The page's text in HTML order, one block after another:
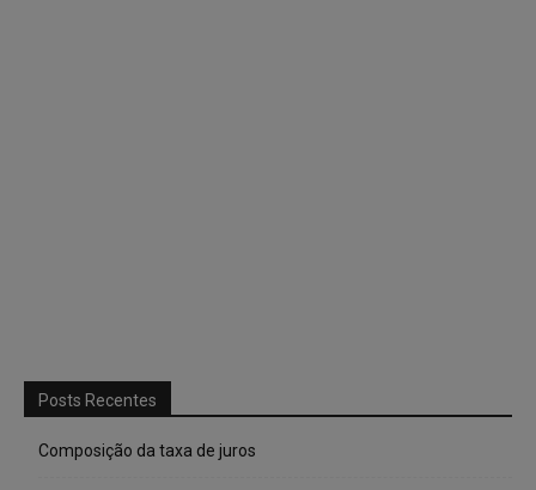
Posts Recentes
Composição da taxa de juros